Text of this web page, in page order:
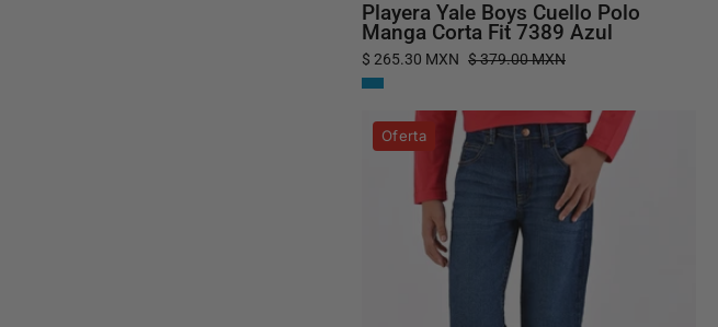
Playera Yale Boys Cuello Polo
Manga Corta Fit 7389 Azul
$ 265.30 MXN $ 379.00 MXN
Pantalón
de
Mezclilla
Yale
Oferta